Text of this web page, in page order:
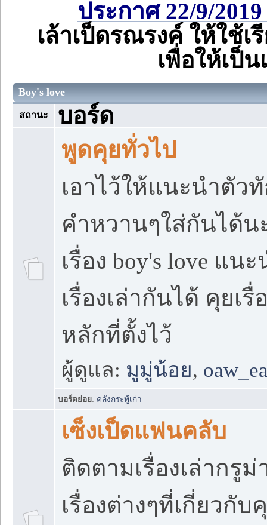
ประกาศ 22/9/
เล้าเป็ดรณรงค์ ให้ใช้
เพื่อให้เป็
Boy's love
สถานะ
บอร์ด
พูดคุยทั่วไป
เอาไว้ให้แนะนำตัว
คำหวานๆใส่กันได้
เรื่อง boy's love แน
เรื่องเล่ากันได้ คุยเ
หลักที่ตั้งไว้
ผู้ดูแล: มูมู่น้อย,
บอร์ดย่อย: คลังกระทู้เก่า
เซ็งเป็ดแฟนคลับ
ติดตามเรื่องเล่ากรู
เรื่องต่างๆที่เกี่ยวกับ